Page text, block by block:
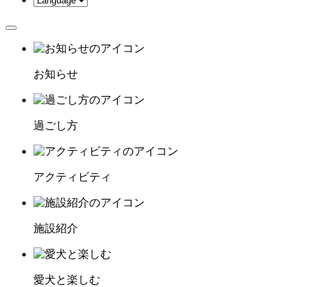
お知らせ
過ごし方
アクティビティ
施設紹介
愛犬と楽しむ